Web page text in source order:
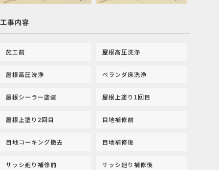
工事内容
施工前 屋根高圧洗浄
屋根高圧洗浄 ベランダ床洗浄
屋根シーラー塗装 屋根上塗り1回目
屋根上塗り2回目 目地補修前
目地コーキング撤去 目地補修後
サッシ廻り補修前 サッシ廻り補修後